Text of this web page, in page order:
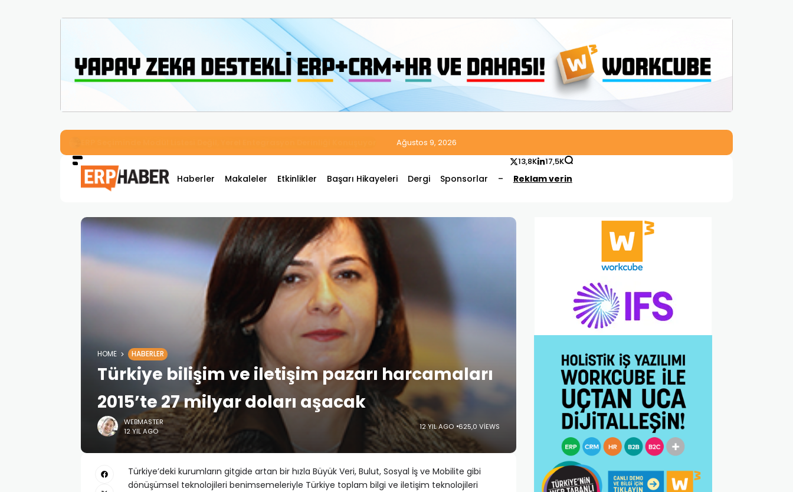
İkizler Aydınlatma, Workcube ERP ile Üretim, Satış ve Muhasebe Süreçlerini Tek Platformda Birleştirdi
Ağustos 9, 2026
Haberler Makaleler Etkinlikler Başarı Hikayeleri Dergi Sponsorlar – Reklam verin
13,8K 17,5K
HOME HABERLER
Türkiye bilişim ve iletişim pazarı harcamaları
2015’te 27 milyar doları aşacak
WEBMASTER
12 YIL AGO
12 YIL AGO 625,0 VIEWS
Türkiye’deki kurumların gitgide artan bir hızla Büyük Veri, Bulut, Sosyal İş ve Mobilite gibi
dönüşümsel teknolojileri benimsemeleriyle Türkiye toplam bilgi ve iletişim teknolojileri